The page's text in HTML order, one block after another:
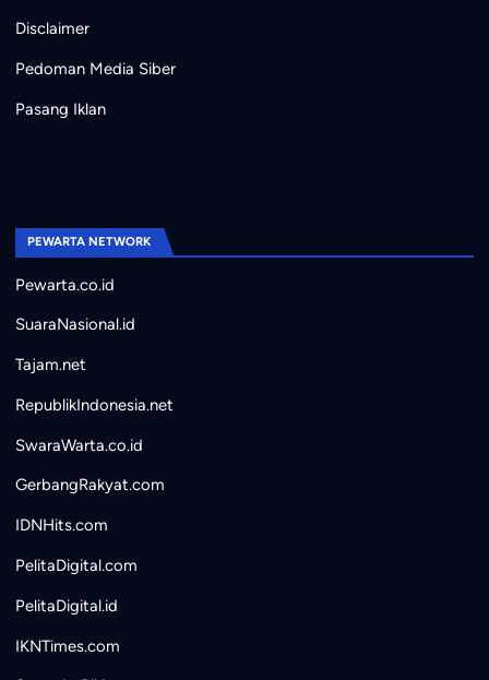
Disclaimer
Pedoman Media Siber
Pasang Iklan
PEWARTA NETWORK
Pewarta.co.id
SuaraNasional.id
Tajam.net
RepublikIndonesia.net
SwaraWarta.co.id
GerbangRakyat.com
IDNHits.com
PelitaDigital.com
PelitaDigital.id
IKNTimes.com